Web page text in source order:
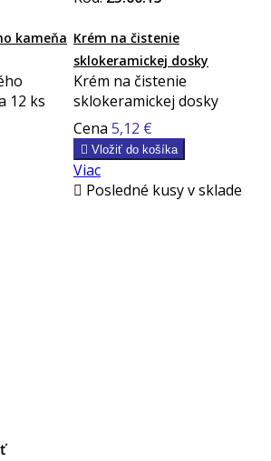
kameňa
12 ks
Krém na čistenie
sklokeramickej dosky
Krém na čistenie
sklokeramickej dosky
Cena 5,12 €
 Vložiť do košíka
Viac
 Posledné kusy v sklade